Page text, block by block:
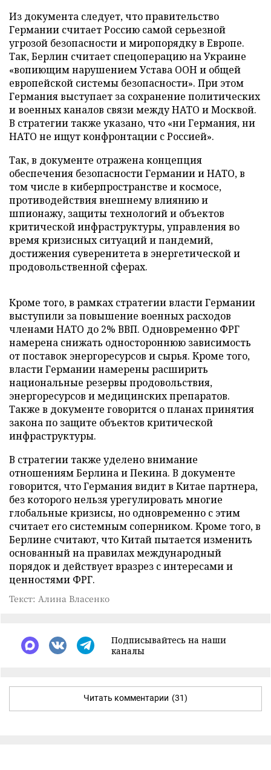
Из документа следует, что правительство
Германии считает Россию самой серьезной
угрозой безопасности и миропорядку в Европе.
Так, Берлин считает спецоперацию на Украине
«вопиющим нарушением Устава ООН и общей
европейской системы безопасности». При этом
Германия выступает за сохранение политических
и военных каналов связи между НАТО и Москвой.
В стратегии также указано, что «ни Германия, ни
НАТО не ищут конфронтации с Россией».
Так, в документе отражена концепция
обеспечения безопасности Германии и НАТО, в
том числе в киберпространстве и космосе,
противодействия внешнему влиянию и
шпионажу, защиты технологий и объектов
критической инфраструктуры, управления во
время кризисных ситуаций и пандемий,
достижения суверенитета в энергетической и
продовольственной сферах.
Кроме того, в рамках стратегии власти Германии
выступили за повышение военных расходов
членами НАТО до 2% ВВП. Одновременно ФРГ
намерена снижать одностороннюю зависимость
от поставок энергоресурсов и сырья. Кроме того,
власти Германии намерены расширить
национальные резервы продовольствия,
энергоресурсов и медицинских препаратов.
Также в документе говорится о планах принятия
закона по защите объектов критической
инфраструктуры.
В стратегии также уделено внимание
отношениям Берлина и Пекина. В документе
говорится, что Германия видит в Китае партнера,
без которого нельзя урегулировать многие
глобальные кризисы, но одновременно с этим
считает его системным соперником. Кроме того, в
Берлине считают, что Китай пытается изменить
основанный на правилах международный
порядок и действует вразрез с интересами и
ценностями ФРГ.
Текст: Алина Власенко
Подписывайтесь на наши
каналы
Читать комментарии (31)